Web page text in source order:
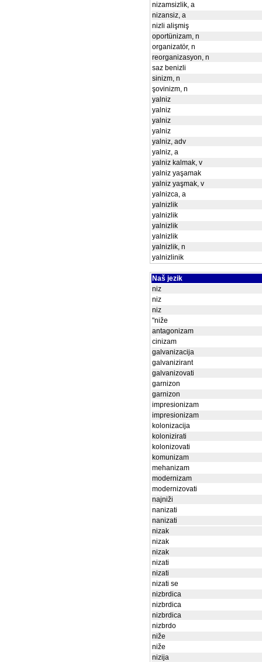
nizamsizlik, a
nizansiz, a
nizli alişmiş
oportünizam, n
organizatör, n
reorganizasyon, n
saz benizli
sinizm, n
şovinizm, n
yalniz
yalniz
yalniz
yalniz
yalniz, adv
yalniz, a
yalniz kalmak, v
yalniz yaşamak
yalniz yaşmak, v
yalnizca, a
yalnizlik
yalnizlik
yalnizlik
yalnizlik
yalnizlik, n
yalnizlinik
Naš jezik
niz
niz
niz
"niže
antagonizam
cinizam
galvanizacija
galvanizirant
galvanizovati
garnizon
garnizon
impresionizam
impresionizam
kolonizacija
kolonizirati
kolonizovati
komunizam
mehanizam
modernizam
modernizovati
najniži
nanizati
nanizati
nizak
nizak
nizak
nizati
nizati
nizati se
nizbrdica
nizbrdica
nizbrdica
nizbrdo
niže
niže
nizija